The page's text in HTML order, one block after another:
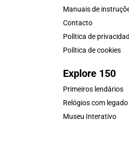
Manuais de
Contacto
Política de
Política de cookies
Explore 150
Primeiros lendários
Relógios com legado
Museu Interativo